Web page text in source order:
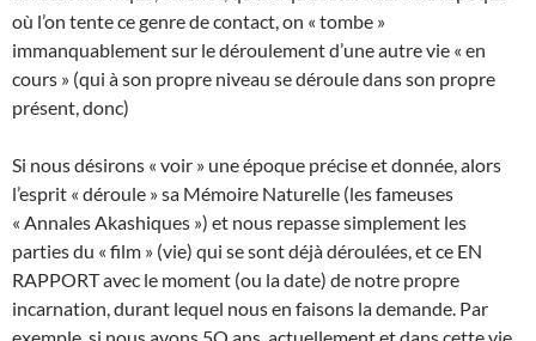
où l’on tente ce genre de contact, on « tombe »
immanquablement sur le déroulement d’une autre vie « en
cours » (qui à son propre niveau se déroule dans son propre
présent, donc)
Si nous désirons « voir » une époque précise et donnée, alors
l’esprit « déroule » sa Mémoire Naturelle (les fameuses
« Annales Akashiques ») et nous repasse simplement les
parties du « film » (vie) qui se sont déjà déroulées, et ce EN
RAPPORT avec le moment (ou la date) de notre propre
incarnation, durant lequel nous en faisons la demande. Par
exemple, si nous avons 5O ans, actuellement et dans cette vie,